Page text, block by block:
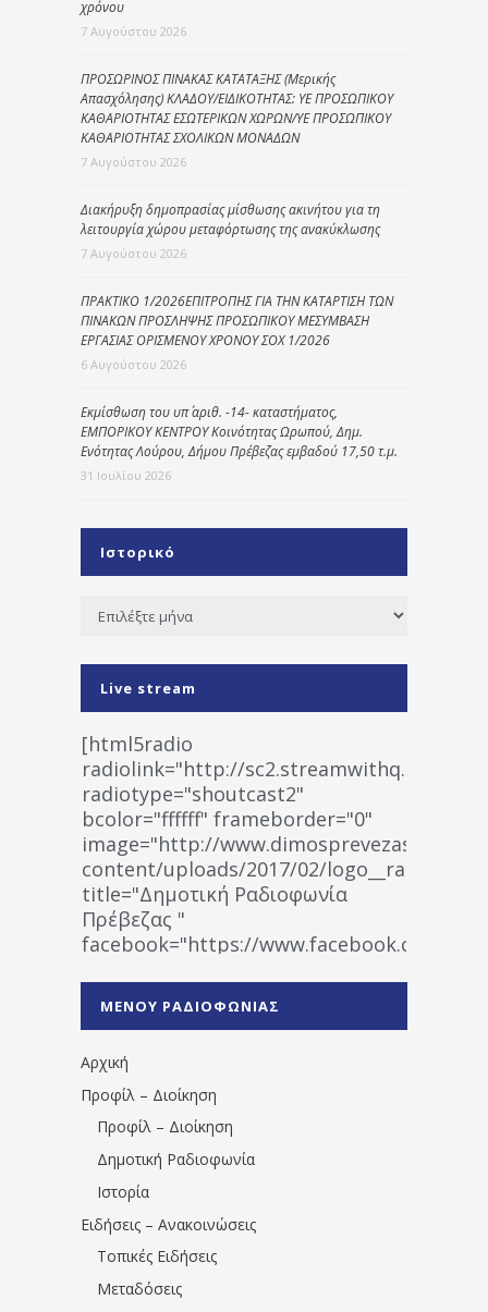
χρόνου
7 Αυγούστου 2026
ΠΡΟΣΩΡΙΝΟΣ ΠΙΝΑΚΑΣ ΚΑΤΑΤΑΞΗΣ (Μερικής
Απασχόλησης) ΚΛΑΔΟΥ/ΕΙΔΙΚΟΤΗΤΑΣ: ΥΕ ΠΡΟΣΩΠΙΚΟΥ
ΚΑΘΑΡΙΟΤΗΤΑΣ ΕΣΩΤΕΡΙΚΩΝ ΧΩΡΩΝ/ΥΕ ΠΡΟΣΩΠΙΚΟΥ
ΚΑΘΑΡΙΟΤΗΤΑΣ ΣΧΟΛΙΚΩΝ ΜΟΝΑΔΩΝ
7 Αυγούστου 2026
Διακήρυξη δημοπρασίας μίσθωσης ακινήτου για τη
λειτουργία χώρου μεταφόρτωσης της ανακύκλωσης
7 Αυγούστου 2026
ΠΡΑΚΤΙΚΟ 1/2026ΕΠΙΤΡΟΠΗΣ ΓΙΑ ΤΗΝ ΚΑΤΑΡΤΙΣΗ ΤΩΝ
ΠΙΝΑΚΩΝ ΠΡΟΣΛΗΨΗΣ ΠΡΟΣΩΠΙΚΟΥ ΜΕΣΥΜΒΑΣΗ
ΕΡΓΑΣΙΑΣ ΟΡΙΣΜΕΝΟΥ ΧΡΟΝΟΥ ΣΟΧ 1/2026
6 Αυγούστου 2026
Εκμίσθωση του υπ΄ αριθ. -14- καταστήματος,
ΕΜΠΟΡΙΚΟΥ ΚΕΝΤΡΟΥ Κοινότητας Ωρωπού, Δημ.
Ενότητας Λούρου, Δήμου Πρέβεζας εμβαδού 17,50 τ.μ.
31 Ιουλίου 2026
Ιστορικό
Ιστορικό
Live stream
[html5radio
radiolink="http://
radiotype="shoutcast2"
bcolor="ffffff" frameborder="0"
image="http://www.dimosprevezas.gr/wp-
content/uploads/2017/02/
title="Δημοτική Ραδιοφωνία
Πρέβεζας "
facebook="https://www.facebook.com/
1531194763766854/" artist="" ]
ΜΕΝΟΥ ΡΑΔΙΟΦΩΝΙΑΣ
Αρχική
Προφίλ – Διοίκηση
Προφίλ – Διοίκηση
Δημοτική Ραδιοφωνία
Ιστορία
Ειδήσεις – Ανακοινώσεις
Τοπικές Ειδήσεις
Μεταδόσεις